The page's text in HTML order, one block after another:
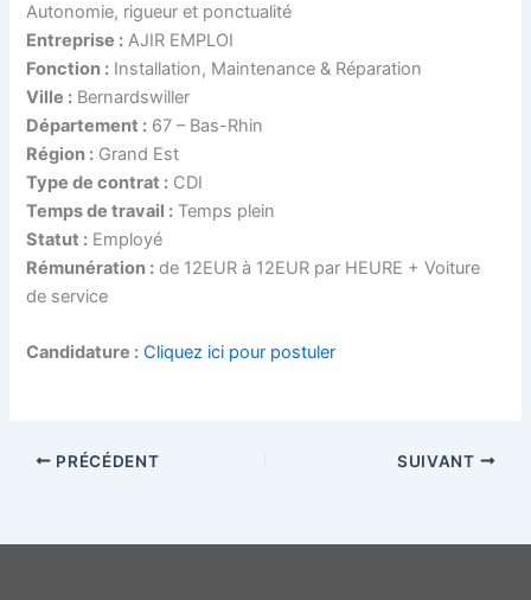
Autonomie, rigueur et ponctualité
Entreprise : AJIR EMPLOI
Fonction : Installation, Maintenance & Réparation
Ville : Bernardswiller
Département : 67 – Bas-Rhin
Région : Grand Est
Type de contrat : CDI
Temps de travail : Temps plein
Statut : Employé
Rémunération : de 12EUR à 12EUR par HEURE + Voiture
de service
Candidature : Cliquez ici pour postuler
PRÉCÉDENT SUIVANT